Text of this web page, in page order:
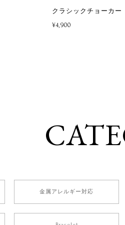
クラシックチョーカー
¥4,900
金属アレルギー対応